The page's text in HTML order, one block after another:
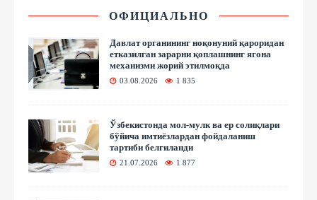
ОФИЦИАЛЬНО
Давлат органининг ноқонуний қароридан
етказилган зарарни қоплашнинг ягона
механизми жорий этилмоқда
03.08.2026 1 835
Ўзбекистонда мол-мулк ва ер солиқлари
бўйича имтиёзлардан фойдаланиш
тартиби белгиланди
21.07.2026 1 877